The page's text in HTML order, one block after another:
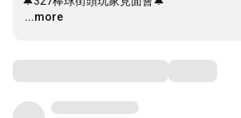
…
...more